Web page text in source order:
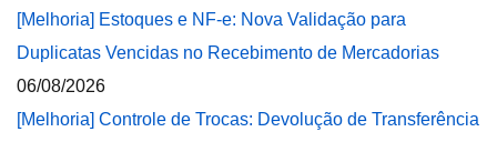
[Melhoria] Estoques e NF-e: Nova Validação para
Duplicatas Vencidas no Recebimento de Mercadorias
06/08/2026
[Melhoria] Controle de Trocas: Devolução de Transferência